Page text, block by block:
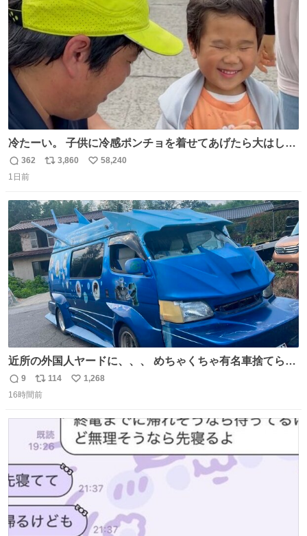
数
冷たーい。 子供に冷感ポンチョを着せてあげたら大はしゃ
ぎで喜んでくれました。 こんな素敵な代物を提供してくれ
た山口県の恩師に感謝。
返
信
362
リ
ト
数
3,860
い
数
58,240
1日前
近所の外国人ヤードに、、、 めちゃくちゃ有名車捨てられ
てました😭 外装ぼろぼろだし、、 中も何にも残ってない
し、、 可哀想に😢😢 今まで数十年お疲れ様でした、、 #バ
返
信
9
リ
ポ
ト
数
114
い
数
1,268
16時間前